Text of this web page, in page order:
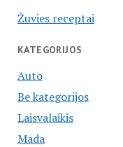
Žuvies receptai
KATEGORIJOS
Auto
Be kategorijos
Laisvalaikis
Mada